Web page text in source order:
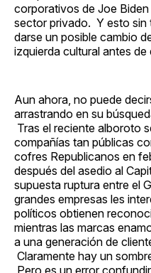
corporativos de Joe
sector privado. Y esto sin
darse un posible cambio
izquierda cultural antes de
Aun ahora, no puede
arrastrando en su
Tras el reciente alboroto
compañías tan públicas
cofres Republicanos en
después del asedio al
supuesta ruptura entre el
grandes empresas les
políticos obtienen
mientras las marcas
a una generación de
Claramente hay un
Pero es un error